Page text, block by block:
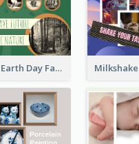
Nature Earth Day Facebook Post